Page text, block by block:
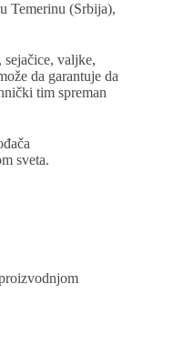
Temerinu (Srbija),
valjke,
da garantuje da
tim spreman
sveta.